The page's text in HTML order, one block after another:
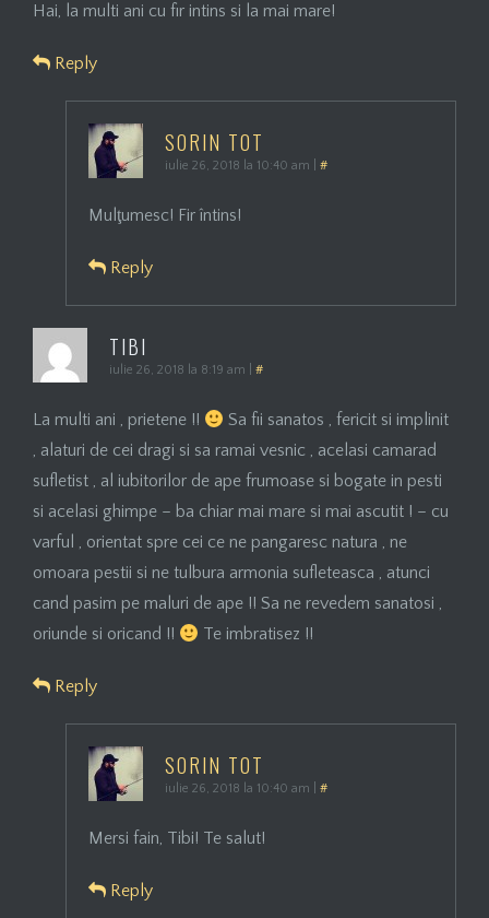
Hai, la multi ani cu fir intins si la mai mare!
Reply
SORIN TOT
iulie 26, 2018 la 10:40 am #
Mulţumesc! Fir întins!
Reply
TIBI
iulie 26, 2018 la 8:19 am #
La multi ani , prietene !!
Sa fii sanatos , fericit si implinit
, alaturi de cei dragi si sa ramai vesnic , acelasi camarad
sufletist , al iubitorilor de ape frumoase si bogate in pesti
si acelasi ghimpe – ba chiar mai mare si mai ascutit ! – cu
varful , orientat spre cei ce ne pangaresc natura , ne
omoara pestii si ne tulbura armonia sufleteasca , atunci
cand pasim pe maluri de ape !! Sa ne revedem sanatosi ,
oriunde si oricand !!
Te imbratisez !!
Reply
SORIN TOT
iulie 26, 2018 la 10:40 am #
Mersi fain, Tibi! Te salut!
Reply